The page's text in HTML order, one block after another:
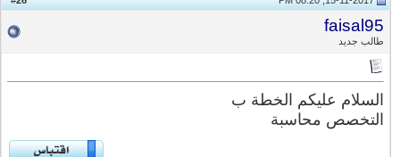
faisal95
طالب جديد
السلام عليكم الخطة ب
التخصص محاسبة